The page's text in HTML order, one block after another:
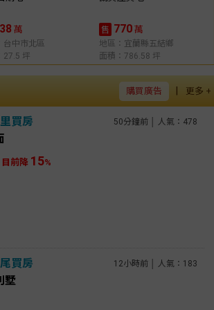
萬
台中市北區
27.5 坪
售 770 萬
地區：宜蘭縣五結鄉
面積：786.58 坪
更多 +
|
購買廣告
買房 50分鐘前 │ 人氣：478
目前降 15%
買房 12小時前 │ 人氣：183
墅